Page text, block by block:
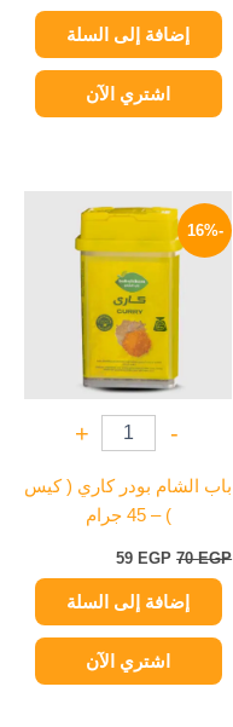
إضافة إلى السلة
اشتري الآن
-16%
-
+
باب الشام بودر كاري ( كيس
) – 45 جرام
70EGP
هو:
70 EGP.
59 EGP
الحالي
59 EGP.
إضافة إلى السلة
اشتري الآن